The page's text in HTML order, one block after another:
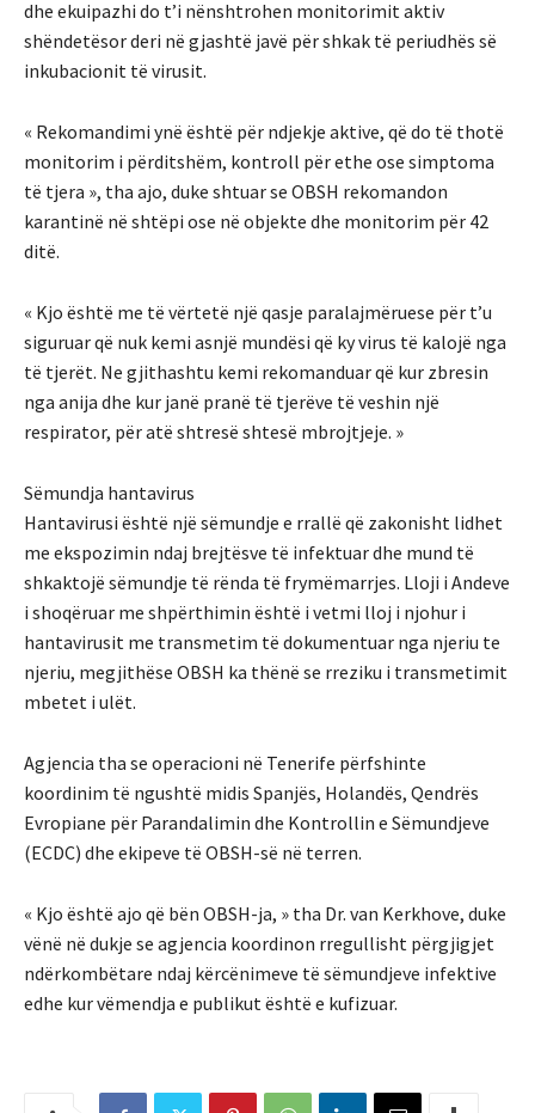
dhe ekuipazhi do t’i nënshtrohen monitorimit aktiv
shëndetësor deri në gjashtë javë për shkak të periudhës së
inkubacionit të virusit.
« Rekomandimi ynë është për ndjekje aktive, që do të thotë
monitorim i përditshëm, kontroll për ethe ose simptoma
të tjera », tha ajo, duke shtuar se OBSH rekomandon
karantinë në shtëpi ose në objekte dhe monitorim për 42
ditë.
« Kjo është me të vërtetë një qasje paralajmëruese për t’u
siguruar që nuk kemi asnjë mundësi që ky virus të kalojë nga
të tjerët. Ne gjithashtu kemi rekomanduar që kur zbresin
nga anija dhe kur janë pranë të tjerëve të veshin një
respirator, për atë shtresë shtesë mbrojtjeje. »
Sëmundja hantavirus
Hantavirusi është një sëmundje e rrallë që zakonisht lidhet
me ekspozimin ndaj brejtësve të infektuar dhe mund të
shkaktojë sëmundje të rënda të frymëmarrjes. Lloji i Andeve
i shoqëruar me shpërthimin është i vetmi lloj i njohur i
hantavirusit me transmetim të dokumentuar nga njeriu te
njeriu, megjithëse OBSH ka thënë se rreziku i transmetimit
mbetet i ulët.
Agjencia tha se operacioni në Tenerife përfshinte
koordinim të ngushtë midis Spanjës, Holandës, Qendrës
Evropiane për Parandalimin dhe Kontrollin e Sëmundjeve
(ECDC) dhe ekipeve të OBSH-së në terren.
« Kjo është ajo që bën OBSH-ja, » tha Dr. van Kerkhove, duke
vënë në dukje se agjencia koordinon rregullisht përgjigjet
ndërkombëtare ndaj kërcënimeve të sëmundjeve infektive
edhe kur vëmendja e publikut është e kufizuar.